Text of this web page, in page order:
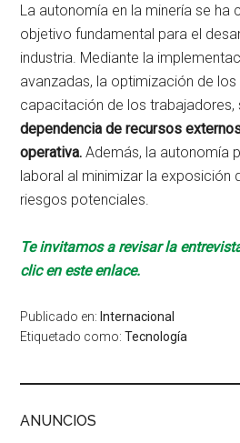
La autonomía en la minería se ha
objetivo fundamental para el
industria. Mediante la
avanzadas, la optimización de
capacitación de los
dependencia de recursos
operativa. Además, la autonomía
laboral al minimizar la exposición
riesgos potenciales.
Te invitamos a revisar la
clic en este enlace.
Publicado en: Internacional
Etiquetado como:Tecnología
ANUNCIOS